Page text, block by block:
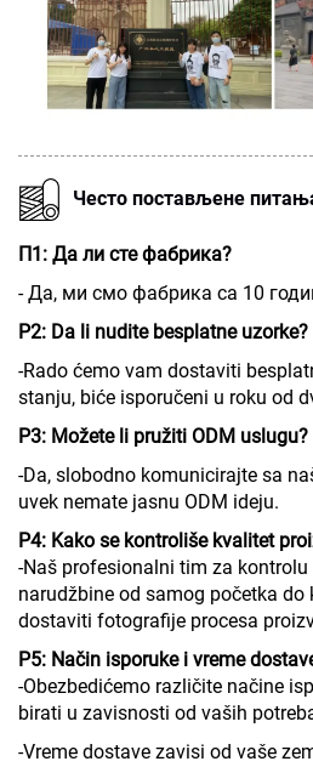
Често постављене
П1: Да ли сте фабрика?
- Да, ми смо фабрика са 10
P2: Da li nudite besplatne uzorke?
-Rado ćemo vam dostaviti
stanju, biće isporučeni u roku od
P3: Možete li pružiti ODM uslugu?
-Da, slobodno komunicirajte sa
uvek nemate jasnu ODM ideju.
P4: Kako se kontroliše kvalitet
-Naš profesionalni tim za
narudžbine od samog početka do
dostaviti fotografije procesa
P5: Način isporuke i vreme
-Obezbedićemo različite načine
birati u zavisnosti od vaših
-Vreme dostave zavisi od vaše